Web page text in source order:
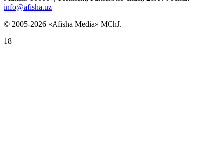
info@afisha.uz
© 2005-2026 «Afisha Media» MChJ.
18+